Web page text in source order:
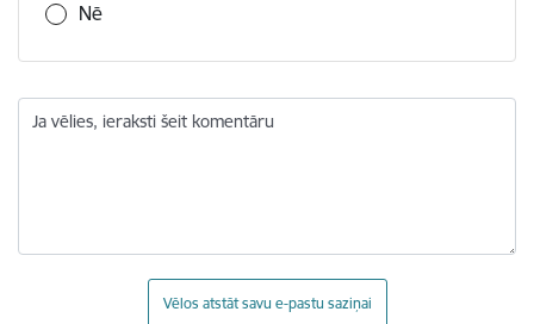
Nē
Ja vēlies, ieraksti šeit komentāru
Vēlos atstāt savu e-pastu saziņai